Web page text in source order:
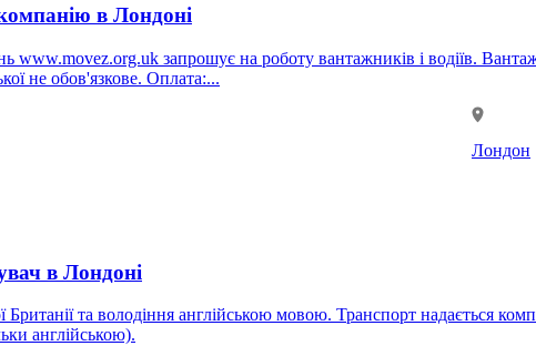
в Лондоні
вантажників і водіїв. Вантажник: Шукаємо кандидатів віком від 20 до 45 років з хорошою фізичною підготовкою.
не обов'язкове. Оплата:...
Лондон
в Лондоні
Британії та володіння англійською мовою. Транспорт надається
англійською).